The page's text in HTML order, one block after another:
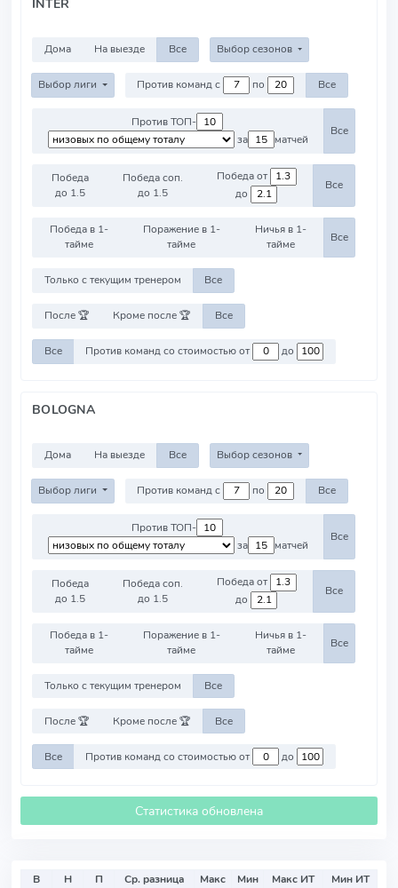
INTER
Дома На выезде Все Выбор сезонов
Выбор лиги Против команд с по Все
Против ТОП-
за
матчей
Все
Победа
до 1.5
Победа соп.
до 1.5
Победа от
до
Все
Победа в 1-
тайме
Поражение в 1-
тайме
Ничья в 1-
тайме
Все
Только с текущим тренером Все
После 🏆 Кроме после 🏆 Все
Все Против команд со стоимостью от до
BOLOGNA
Дома На выезде Все Выбор сезонов
Выбор лиги Против команд с по Все
Против ТОП-
за
матчей
Все
Победа
до 1.5
Победа соп.
до 1.5
Победа от
до
Все
Победа в 1-
тайме
Поражение в 1-
тайме
Ничья в 1-
тайме
Все
Только с текущим тренером Все
После 🏆 Кроме после 🏆 Все
Все Против команд со стоимостью от до
Статистика обновлена
В Н П Ср. разница Макс Мин Макс ИТ
Мин ИТ